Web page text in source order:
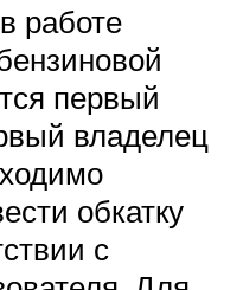
работе
первый
владелец
обкатку
с